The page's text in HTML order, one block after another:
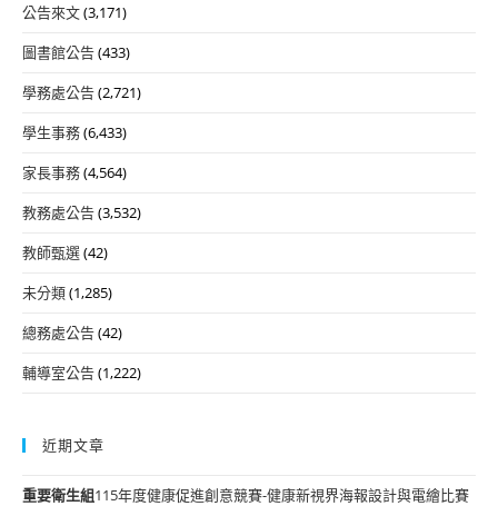
公告來文(3,171)
圖書館公告(433)
學務處公告(2,721)
學生事務(6,433)
家長事務(4,564)
教務處公告(3,532)
教師甄選(42)
未分類(1,285)
總務處公告(42)
輔導室公告(1,222)
近期文章
重要衛生組115年度健康促進創意競賽-健康新視界海報設計與電繪比賽